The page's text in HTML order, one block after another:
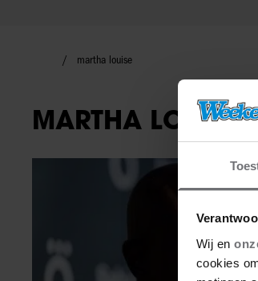
Wij en
cookies
martha louise
MARTHA LOUISE